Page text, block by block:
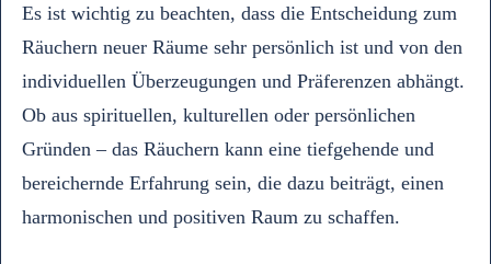
Es ist wichtig zu beachten, dass die Entscheidung zum
Räuchern neuer Räume sehr persönlich ist und von den
individuellen Überzeugungen und Präferenzen abhängt.
Ob aus spirituellen, kulturellen oder persönlichen
Gründen – das Räuchern kann eine tiefgehende und
bereichernde Erfahrung sein, die dazu beiträgt, einen
harmonischen und positiven Raum zu schaffen.